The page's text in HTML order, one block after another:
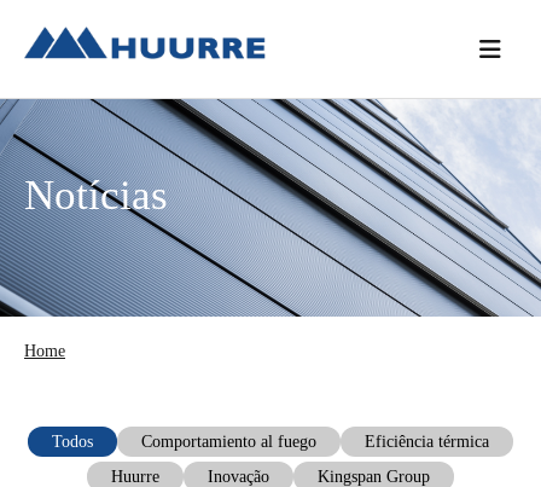
para
menu
principal
content
para
barra
lateral
principal
Notícias
Home
Todos Comportamiento al fuego
Eficiência térmica
Huurre
Inovação
Kingspan Group